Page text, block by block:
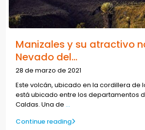
Manizales y su atractivo
Nevado del...
28 de marzo de 2021
Este volcán, ubicado en la cordillera de
está ubicado entre los departamentos
Caldas. Una de ...
Continue reading